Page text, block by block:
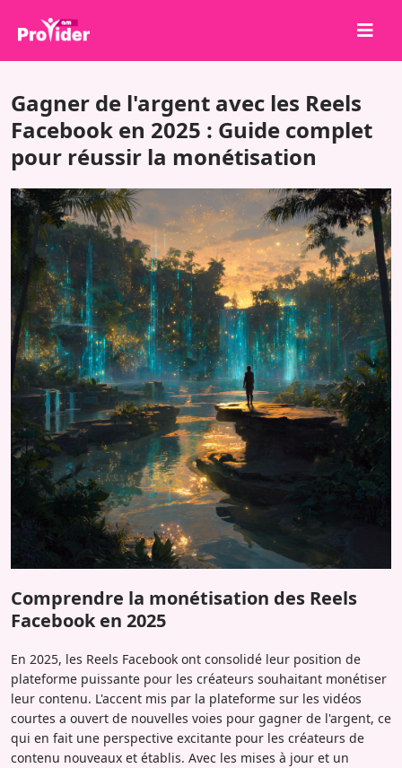
À propos de nous
Se connecter
S'inscrire
Services
Conditions
Blog
Gagner de l'argent avec les Reels
Facebook en 2025 : Guide complet
pour réussir la monétisation
Comprendre la monétisation des Reels
Facebook en 2025
En 2025, les Reels Facebook ont consolidé leur position de
plateforme puissante pour les créateurs souhaitant monétiser
leur contenu. L'accent mis par la plateforme sur les vidéos
courtes a ouvert de nouvelles voies pour gagner de l'argent, ce
qui en fait une perspective excitante pour les créateurs de
contenu nouveaux et établis. Avec les mises à jour et un